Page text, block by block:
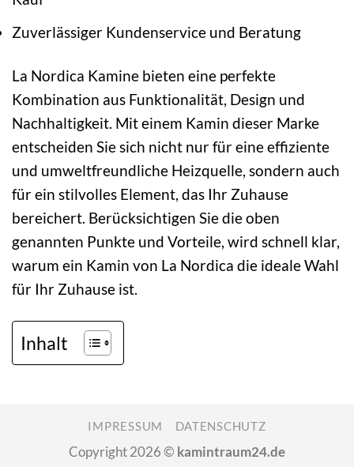
Zuverlässiger Kundenservice und Beratung
La Nordica Kamine bieten eine perfekte
Kombination aus Funktionalität, Design und
Nachhaltigkeit. Mit einem Kamin dieser Marke
entscheiden Sie sich nicht nur für eine effiziente
und umweltfreundliche Heizquelle, sondern auch
für ein stilvolles Element, das Ihr Zuhause
bereichert. Berücksichtigen Sie die oben
genannten Punkte und Vorteile, wird schnell klar,
warum ein Kamin von La Nordica die ideale Wahl
für Ihr Zuhause ist.
Inhalt
IMPRESSUM DATENSCHUTZ
Copyright 2026 © kamintraum24.de